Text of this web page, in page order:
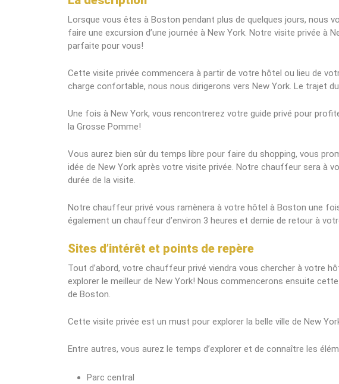
Lorsque vous êtes à Boston pendant plus de quelques jours, nous
faire une excursion d’une journée à New York. Notre visite privée à
parfaite pour vous!
Cette visite privée commencera à partir de votre hôtel ou lieu de
charge confortable, nous nous dirigerons vers New York. Le trajet
Une fois à New York, vous rencontrerez votre guide privé pour
la Grosse Pomme!
Vous aurez bien sûr du temps libre pour faire du shopping, vous
idée de New York après votre visite privée. Notre chauffeur sera à
durée de la visite.
Notre chauffeur privé vous ramènera à votre hôtel à Boston une
également un chauffeur d’environ 3 heures et demie de retour à
Sites d’intérêt et points de repère
Tout d’abord, votre chauffeur privé viendra vous chercher à votre
explorer le meilleur de New York! Nous commencerons ensuite
de Boston.
Cette visite privée est un must pour explorer la belle ville de New
Entre autres, vous aurez le temps d’explorer et de connaître les
Parc central